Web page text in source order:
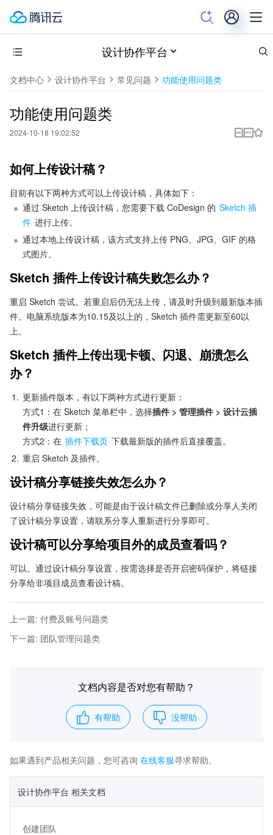
设计协作平台
文档中心 设计协作平台 常见问题 功能使用问题类
功能使用问题类
2024-10-18 19:02:52
如何上传设计稿？
目前有以下两种方式可以上传设计稿，具体如下：
通过 Sketch 上传设计稿，您需要下载 CoDesign 的 Sketch 插
件 进行上传。
通过本地上传设计稿，该方式支持上传 PNG、JPG、GIF 的格
式图片。
Sketch 插件上传设计稿失败怎么办？
重启 Sketch 尝试。若重启后仍无法上传，请及时升级到最新版本插
件。电脑系统版本为10.15及以上的，Sketch 插件需更新至60以
上。
Sketch 插件上传出现卡顿、闪退、崩溃怎么
办？
1. 更新插件版本，有以下两种方式进行更新：
方式1：在 Sketch 菜单栏中，选择插件 > 管理插件 > 设计云插
件升级进行更新；
方式2：在 插件下载页 下载最新版的插件后直接覆盖。
2. 重启 Sketch 及插件。
设计稿分享链接失效怎么办？
设计稿分享链接失效，可能是由于设计稿文件已删除或分享人关闭
了设计稿分享设置，请联系分享人重新进行分享即可。
设计稿可以分享给项目外的成员查看吗？
可以。通过设计稿分享设置，按需选择是否开启密码保护，将链接
分享给非项目成员查看设计稿。
上一篇: 付费及账号问题类
下一篇: 团队管理问题类
文档内容是否对您有帮助？
有帮助 没帮助
如果遇到产品相关问题，您可咨询 在线客服寻求帮助。
设计协作平台 相关文档
创建团队